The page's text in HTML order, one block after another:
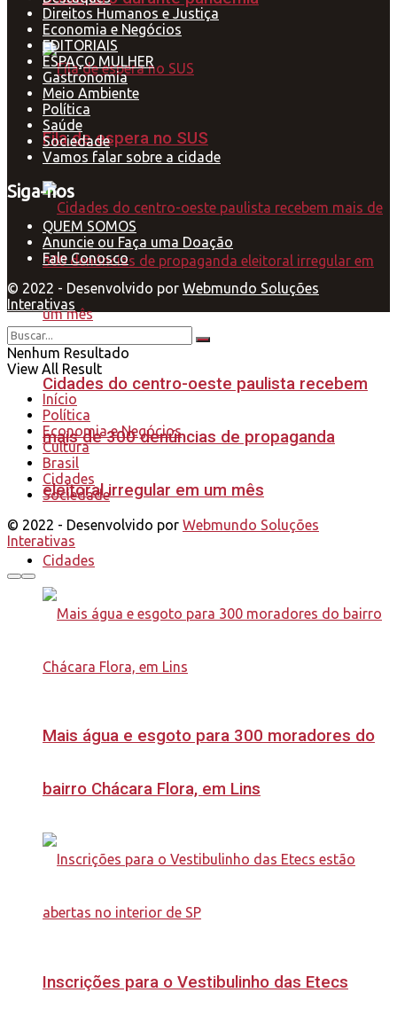
Fila de espera no SUS
Cidades do centro-oeste paulista recebem
mais de 300 denúncias de propaganda
eleitoral irregular em um mês
Cidades
Mais água e esgoto para 300 moradores do
bairro Chácara Flora, em Lins
Inscrições para o Vestibulinho das Etecs
Direitos Humanos e Justiça
Economia e Negócios
EDITORIAIS
ESPAÇO MULHER
Gastronomia
Meio Ambiente
Política
Saúde
Sociedade
Vamos falar sobre a cidade
Siga-nos
QUEM SOMOS
Anuncie ou Faça uma Doação
Fale Conosco
© 2022 - Desenvolvido por Webmundo Soluções
Interativas
Nenhum Resultado
View All Result
Início
Política
Economia e Negócios
Cultura
Brasil
Cidades
Sociedade
© 2022 - Desenvolvido por Webmundo Soluções
Interativas